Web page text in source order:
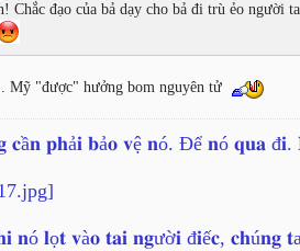
Chắc đạo của bả dạy cho bả đi trù ẻo
Mỹ "được" hưởng bom nguyên tử
𝐩𝐡ả𝐢 𝐛ả𝐨 𝐯ệ 𝐧ó. Để 𝐧ó 𝐪𝐮𝐚 đ𝐢.
𝐧ó 𝐥ọ𝐭 𝐯à𝐨 𝐭𝐚𝐢 𝐧𝐠ườ𝐢 đ𝐢ế𝐜,